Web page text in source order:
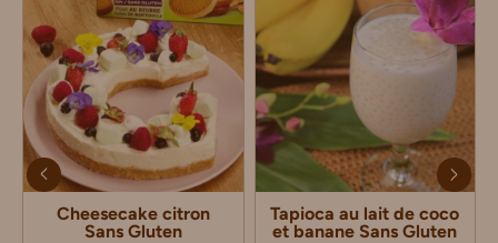
Cheesecake citron
Sans Gluten
Tapioca au lait de coco
et banane Sans Gluten